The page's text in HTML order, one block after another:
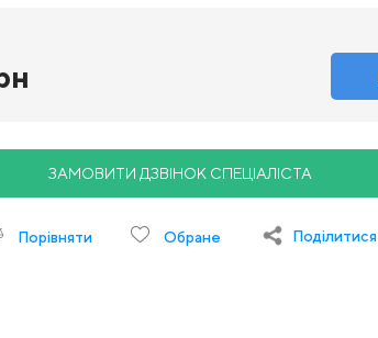
ЗАМОВИТИ ДЗВІНОК СПЕЦІАЛІСТА
Порівняти Обране Поділитися